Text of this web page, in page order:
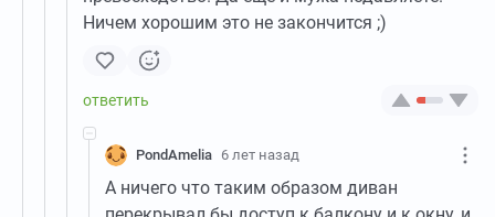
Ничем хорошим это не закончится ;)
PondAmelia 6 лет назад
А ничего что таким образом диван